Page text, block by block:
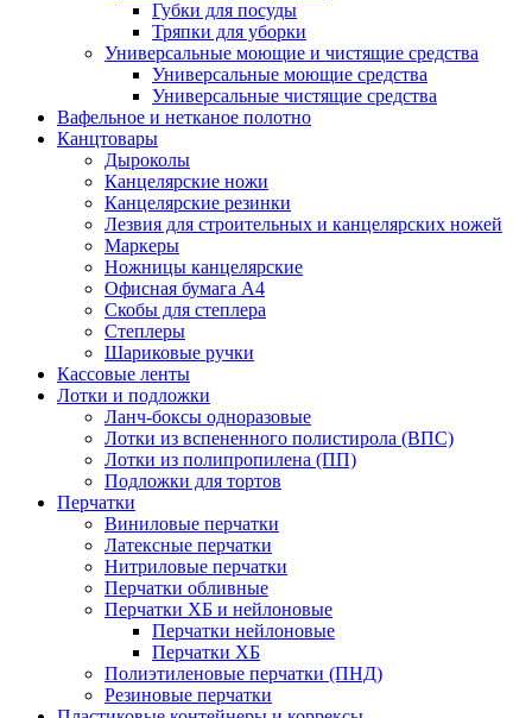
Губки для посуды
Тряпки для уборки
Универсальные моющие и чистящие средства
Универсальные моющие средства
Универсальные чистящие средства
Вафельное и нетканое полотно
Канцтовары
Дыроколы
Канцелярские ножи
Канцелярские резинки
Лезвия для строительных и канцелярских ножей
Маркеры
Ножницы канцелярские
Офисная бумага А4
Скобы для степлера
Степлеры
Шариковые ручки
Кассовые ленты
Лотки и подложки
Ланч-боксы одноразовые
Лотки из вспененного полистирола (ВПС)
Лотки из полипропилена (ПП)
Подложки для тортов
Перчатки
Виниловые перчатки
Латексные перчатки
Нитриловые перчатки
Перчатки обливные
Перчатки ХБ и нейлоновые
Перчатки нейлоновые
Перчатки ХБ
Полиэтиленовые перчатки (ПНД)
Резиновые перчатки